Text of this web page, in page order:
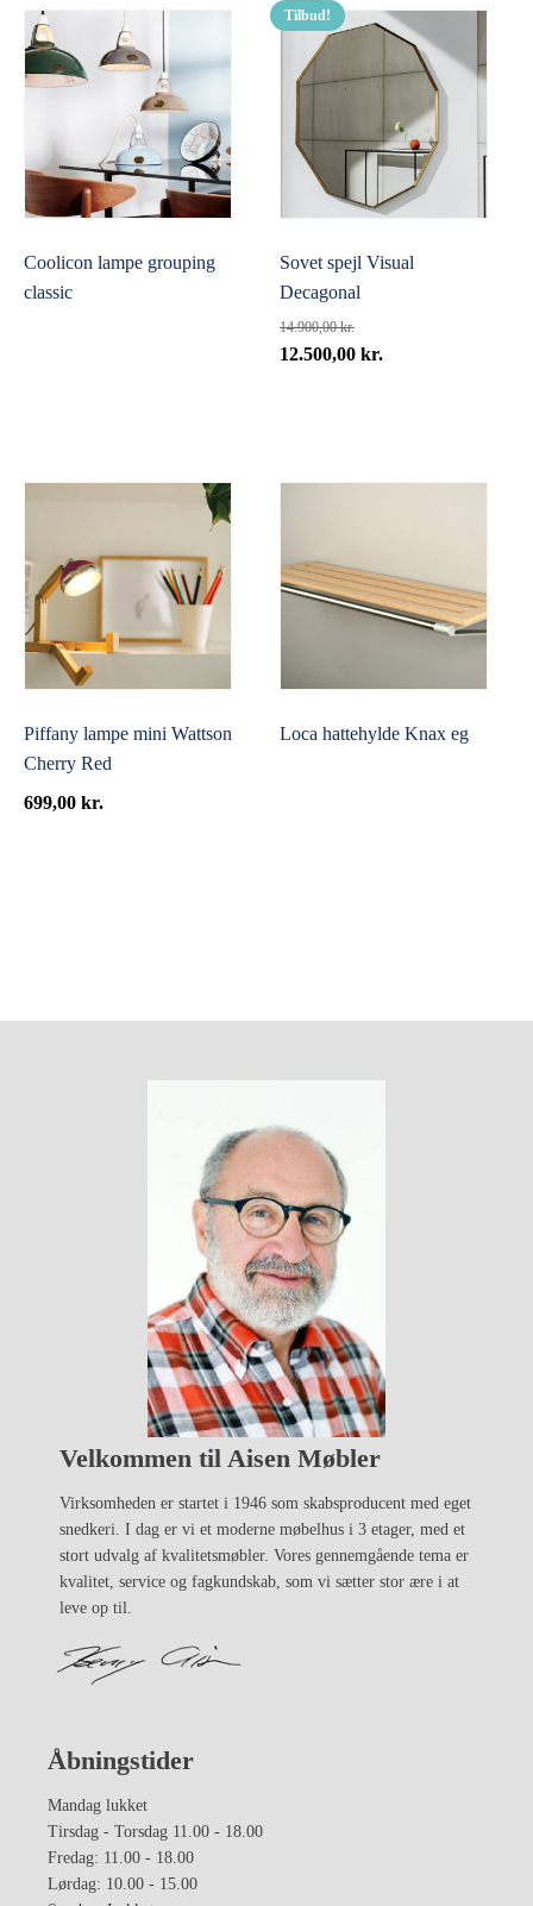
Coolicon lampe grouping
classic
Tilbud!
Sovet spejl Visual
Decagonal
14.900,00kr.
Den
12.500,00kr.
Piffany lampe mini Wattson
Cherry Red
699,00 kr.
Loca hattehylde Knax eg
Velkommen til Aisen Møbler
Virksomheden er startet i 1946 som skabsproducent med eget
snedkeri. I dag er vi et moderne møbelhus i 3 etager, med et
stort udvalg af kvalitetsmøbler. Vores gennemgående tema er
kvalitet, service og fagkundskab, som vi sætter stor ære i at
leve op til.
Åbningstider
Mandag lukket
Tirsdag - Torsdag 11.00 - 18.00
Fredag: 11.00 - 18.00
Lørdag: 10.00 - 15.00